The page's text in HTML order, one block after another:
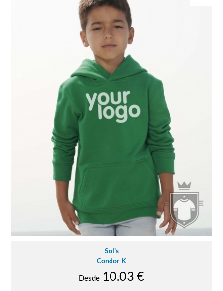
Sol's
Condor K
Desde 10.03 €